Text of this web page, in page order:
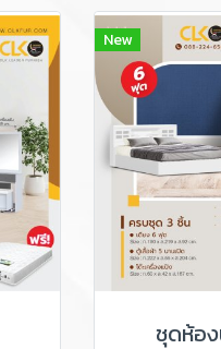
New
ชุดห้อ